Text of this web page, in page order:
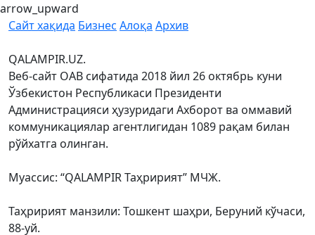
arrow_upward
Сайт хақида Бизнес Алоқа Архив
QALAMPIR.UZ.
Веб-сайт ОАВ сифатида 2018 йил 26 октябрь куни
Ўзбекистон Республикаси Президенти
Администрацияси ҳузуридаги Ахборот ва оммавий
коммуникациялар агентлигидан 1089 рақам билан
рўйхатга олинган.
Муассис: “QALAMPIR Таҳририят” МЧЖ.
Таҳририят манзили: Тошкент шаҳри, Беруний кўчаси,
88-уй.